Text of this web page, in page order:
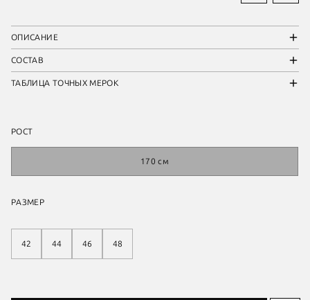
ОПИСАНИЕ
СОСТАВ
ТАБЛИЦА ТОЧНЫХ МЕРОК
РОСТ
170 см
РАЗМЕР
42 44 46 48